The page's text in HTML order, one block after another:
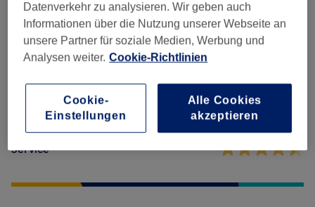
4,4 438 Bewertungen
Ambiente
Sauberkeit
Service
Datenverkehr zu analysieren. Wir geben auch
Informationen über die Nutzung unserer Webseite an
unsere Partner für soziale Medien, Werbung und
Analysen weiter. Cookie-Richtlinien
Cookie-
Einstellungen
Alle Cookies
akzeptieren